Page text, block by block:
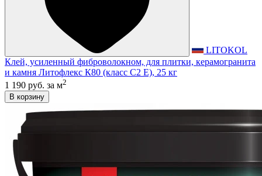
LITOKOL
Клей, усиленный фиброволокном, для плитки, керамогранита
и камня Литофлекс К80 (класс С2 E), 25 кг
1 190 руб. за м2
В корзину